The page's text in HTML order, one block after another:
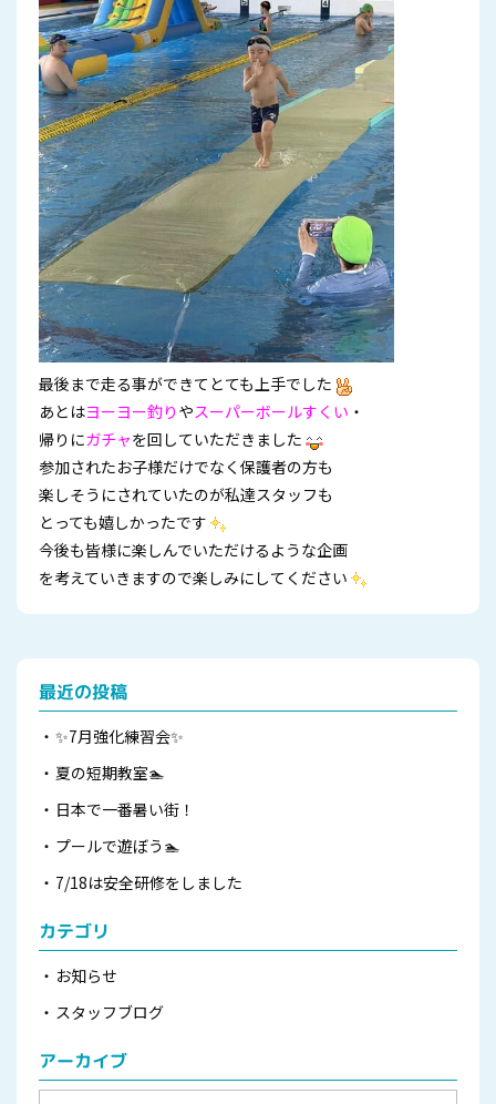
最後まで走る事ができてとても上手でした
あとはヨーヨー釣り やスーパーボールすくい ・
帰りにガチャを回していただきました
参加されたお子様だけでなく保護者の方も
楽しそうにされていたのが私達スタッフも
とっても嬉しかったです
今後も皆様に楽しんでいただけるような企画
を考えていきますので楽しみにしてください
最近の投稿
✨7月強化練習会✨
夏の短期教室🏊
日本で一番暑い街！
プールで遊ぼう🏊
7/18は安全研修をしました
カテゴリ
お知らせ
スタッフブログ
アーカイブ